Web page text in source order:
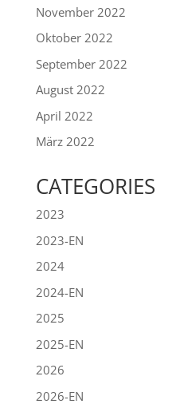
November 2022
Oktober 2022
September 2022
August 2022
April 2022
März 2022
CATEGORIES
2023
2023-EN
2024
2024-EN
2025
2025-EN
2026
2026-EN